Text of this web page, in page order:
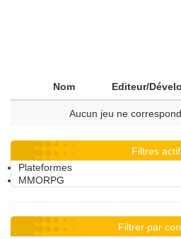
Nom Editeur/
Aucun jeu ne
Filtres
Plateformes
MMORPG
Filtrer par